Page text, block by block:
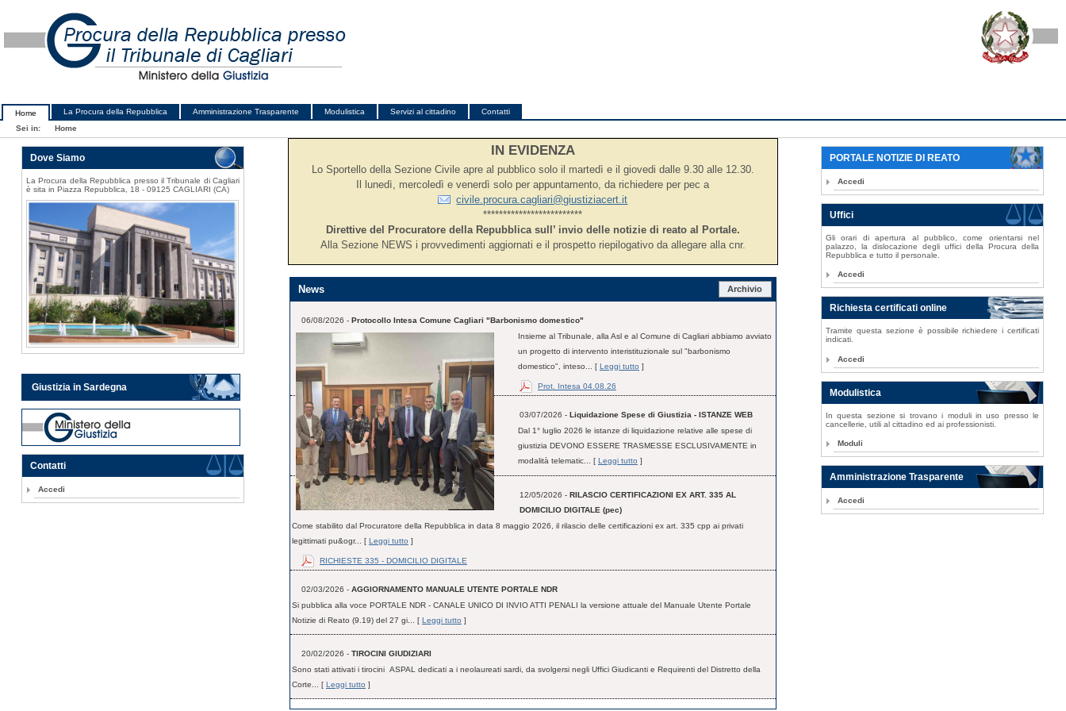
Home La Procura della Repubblica Amministrazione Trasparente Modulistica Servizi al cittadino
Contatti
Sei in:
Home
IN EVIDENZA
Lo Sportello della Sezione Civile apre al pubblico solo il martedì e il giovedi dalle 9.30 alle 12.30.
Il lunedì, mercoledì e venerdì solo per appuntamento, da richiedere per pec a
civile.procura.cagliari@giustiziacert.it
*************************
Direttive del Procuratore della Repubblica sull’ invio delle notizie di reato al Portale.
Alla Sezione NEWS i provvedimenti aggiornati e il prospetto riepilogativo da allegare alla cnr.
Archivio
News
06/08/2026 - Protocollo Intesa Comune Cagliari "Barbonismo domestico"
Insieme al Tribunale, alla Asl e al Comune di Cagliari abbiamo avviato
un progetto di intervento interistituzionale sul "barbonismo
domestico", inteso... [ Leggi tutto ]
Prot. Intesa 04.08.26
03/07/2026 - Liquidazione Spese di Giustizia - ISTANZE WEB
Dal 1° luglio 2026 le istanze di liquidazione relative alle spese di
giustizia DEVONO ESSERE TRASMESSE ESCLUSIVAMENTE in
modalità telematic... [ Leggi tutto ]
12/05/2026 - RILASCIO CERTIFICAZIONI EX ART. 335 AL
DOMICILIO DIGITALE (pec)
Come stabilito dal Procuratore della Repubblica in data 8 maggio 2026, il rilascio delle certificazioni ex art. 335 cpp ai privati
legittimati pu&ogr... [ Leggi tutto ]
RICHIESTE 335 - DOMICILIO DIGITALE
02/03/2026 - AGGIORNAMENTO MANUALE UTENTE PORTALE NDR
Si pubblica alla voce PORTALE NDR - CANALE UNICO DI INVIO ATTI PENALI la versione attuale del Manuale Utente Portale
Notizie di Reato (9.19) del 27 gi... [ Leggi tutto ]
20/02/2026 - TIROCINI GIUDIZIARI
Sono stati attivati i tirocini ASPAL dedicati a i neolaureati sardi, da svolgersi negli Uffici Giudicanti e Requirenti del Distretto della
Corte... [ Leggi tutto ]
Dove Siamo
La Procura della Repubblica presso il Tribunale di Cagliari
è sita in Piazza Repubblica, 18 - 09125 CAGLIARI (CA)
Giustizia in Sardegna
Contatti
Accedi
PORTALE NOTIZIE DI REATO
Accedi
Uffici
Gli orari di apertura al pubblico, come orientarsi nel
palazzo, la dislocazione degli uffici della Procura della
Repubblica e tutto il personale.
Accedi
Richiesta certificati online
Tramite questa sezione è possibile richiedere i certificati
indicati.
Accedi
Modulistica
In questa sezione si trovano i moduli in uso presso le
cancellerie, utili al cittadino ed ai professionisti.
Moduli
Amministrazione Trasparente
Accedi